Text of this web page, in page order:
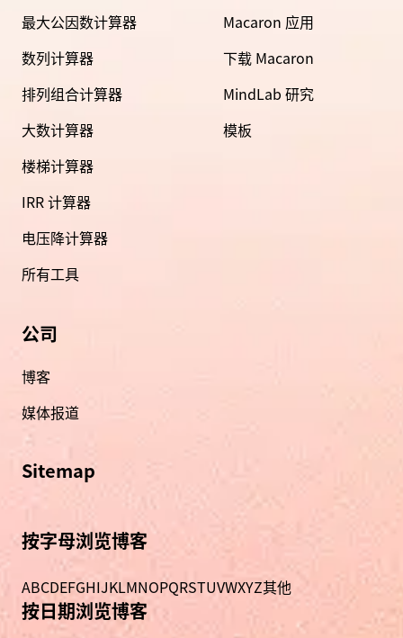
最大公因数计算器
数列计算器
排列组合计算器
大数计算器
楼梯计算器
IRR 计算器
电压降计算器
所有工具
Macaron 应用
下载 Macaron
MindLab 研究
模板
公司
博客
媒体报道
Sitemap
按字母浏览博客
ABCDEFGHIJKLMNOPQRSTUVWXYZ其他
按日期浏览博客